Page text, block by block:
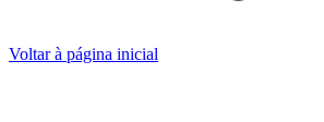
Voltar à página inicial